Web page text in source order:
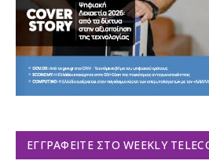
ΕΓΓΡΑΦΕΊΤΕ ΣΤΟ WEEKLY